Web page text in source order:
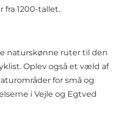
fra 1200-tallet.
naturskønne ruter til den
Oplev også et væld af
for små og
i Vejle og Egtved